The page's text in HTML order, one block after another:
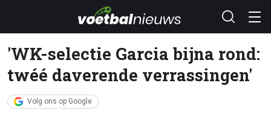
'WK-selectie Garcia bijna rond:
twéé daverende verrassingen'
Volg ons op Google